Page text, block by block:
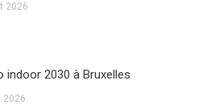
2026
indoor 2030 à Bruxelles
2026